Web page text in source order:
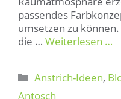
passendes
umsetzen zu
die … Weiterlesen …
Kategorien
Anstrich-Ideen,
Antosch